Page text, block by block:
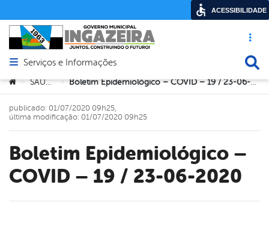
Acesso
Abrir menu principal de navegação
Serviços e Informações
Você está aqui:
> SAÚDE > Boletim Epidemiológico – COVID – 19 / 23-06-2020
Boletim Epidemiológico –
COVID – 19 / 23-06-2020
publicado: 01/07/2020 09h25,
última modificação: 01/07/2020 09h25
ACESSIBILIDADE